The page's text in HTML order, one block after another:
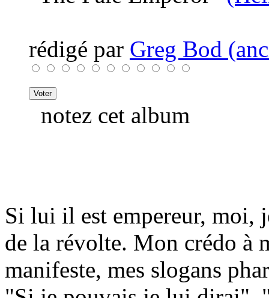
rédigé par Greg Bod
notez cet album
Si lui il est empereur, moi,
de la révolte. Mon crédo à
manifeste, mes slogans